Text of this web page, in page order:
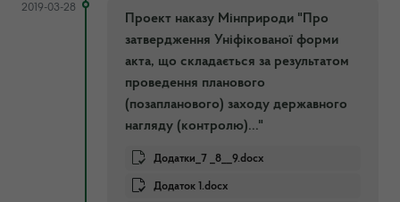
2019-03-28
Проект наказу Мінприроди "Про
затвердження Уніфікованої форми
акта, що складається за результатом
проведення планового
(позапланового) заходу державного
нагляду (контролю)..."
Додатки_7 _8__9.docx
Додаток 1.docx